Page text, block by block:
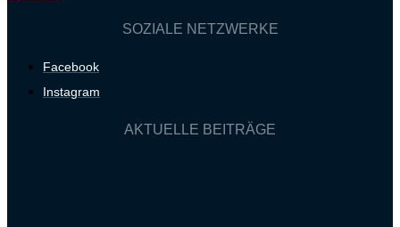
SOZIALE NETZWERKE
Facebook
Instagram
AKTUELLE BEITRÄGE